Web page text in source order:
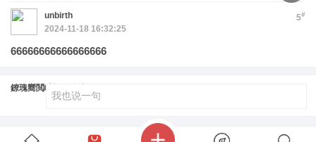
5#
unbirth
2024-11-18 16:32:25
66666666666666666
鐐瑰嚮閲嶆柊鍔犺浇